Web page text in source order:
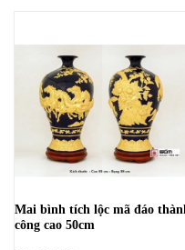
Mai bình tích lộc mã đáo
công cao 50cm